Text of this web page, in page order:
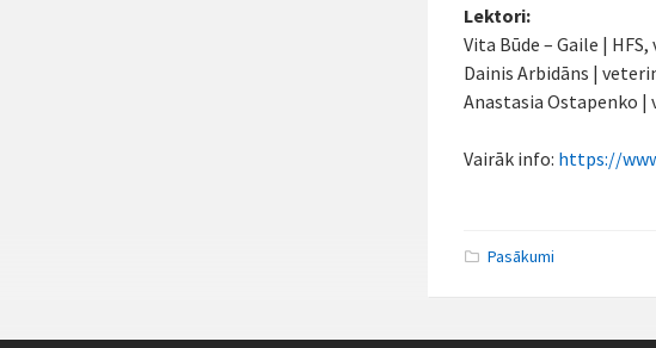
Lektori:
Vita Būde – Gaile |
Dainis Arbidāns |
Anastasia Ostapenko
Vairāk info: https://
Pasākumi